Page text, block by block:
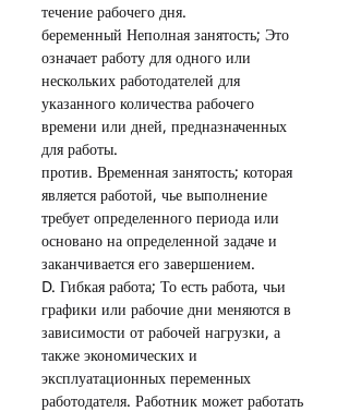
течение рабочего дня.
беременный Неполная занятость; Это
означает работу для одного или
нескольких работодателей для
указанного количества рабочего
времени или дней, предназначенных
для работы.
против. Временная занятость; которая
является работой, чье выполнение
требует определенного периода или
основано на определенной задаче и
заканчивается его завершением.
D. Гибкая работа; То есть работа, чьи
графики или рабочие дни меняются в
зависимости от рабочей нагрузки, а
также экономических и
эксплуатационных переменных
работодателя. Работник может работать